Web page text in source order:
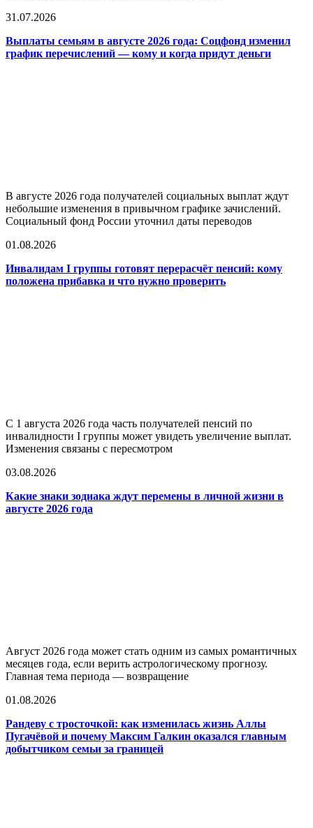
31.07.2026
Выплаты семьям в августе 2026 года: Соцфонд изменил
график перечислений — кому и когда придут деньги
В августе 2026 года получателей социальных выплат ждут
небольшие изменения в привычном графике зачислений.
Социальный фонд России уточнил даты переводов
01.08.2026
Инвалидам I группы готовят перерасчёт пенсий: кому
положена прибавка и что нужно проверить
С 1 августа 2026 года часть получателей пенсий по
инвалидности I группы может увидеть увеличение выплат.
Изменения связаны с пересмотром
03.08.2026
Какие знаки зодиака ждут перемены в личной жизни в
августе 2026 года
Август 2026 года может стать одним из самых романтичных
месяцев года, если верить астрологическому прогнозу.
Главная тема периода — возвращение
01.08.2026
Рандеву с тросточкой: как изменилась жизнь Аллы
Пугачёвой и почему Максим Галкин оказался главным
добытчиком семьи за границей